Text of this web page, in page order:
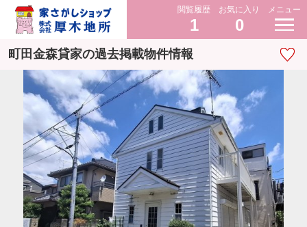
閲覧履歴
1
お気に入り
0
メニュー
町田金森貸家の過去掲載物件情報